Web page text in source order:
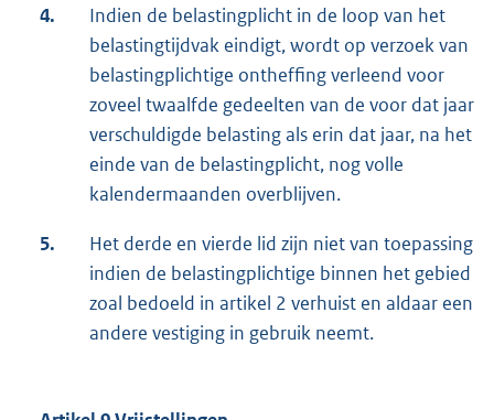
4.
Indien de belastingplicht in de loop van het
belastingtijdvak eindigt, wordt op verzoek van
belastingplichtige ontheffing verleend voor
zoveel twaalfde gedeelten van de voor dat jaar
verschuldigde belasting als erin dat jaar, na het
einde van de belastingplicht, nog volle
kalendermaanden overblijven.
5.
Het derde en vierde lid zijn niet van toepassing
indien de belastingplichtige binnen het gebied
zoal bedoeld in artikel 2 verhuist en aldaar een
andere vestiging in gebruik neemt.